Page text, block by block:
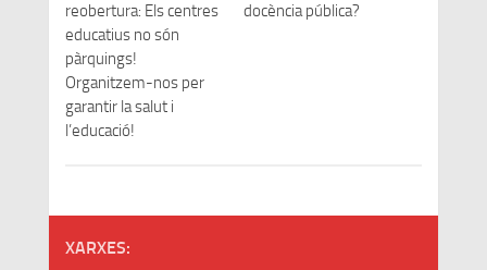
reobertura: Els centres
educatius no són
pàrquings!
Organitzem-nos per
garantir la salut i
l’educació!
docència pública?
XARXES: